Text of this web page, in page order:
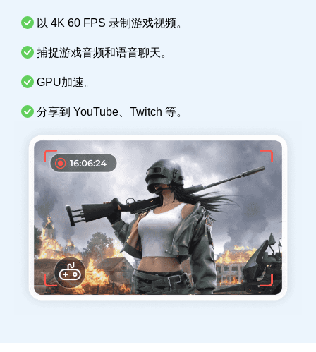
以 4K 60 FPS 录制游戏视频。
捕捉游戏音频和语音聊天。
GPU加速。
分享到 YouTube、Twitch 等。